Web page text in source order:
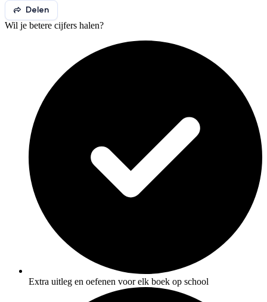
Delen
Wil je betere cijfers halen?
Extra uitleg en oefenen voor elk boek op school